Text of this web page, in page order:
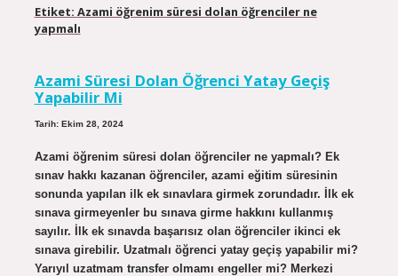
Etiket: Azami öğrenim süresi dolan öğrenciler ne
yapmalı
Azami Süresi Dolan Öğrenci Yatay Geçiş
Yapabilir Mi
Tarih: Ekim 28, 2024
Azami öğrenim süresi dolan öğrenciler ne yapmalı? Ek
sınav hakkı kazanan öğrenciler, azami eğitim süresinin
sonunda yapılan ilk ek sınavlara girmek zorundadır. İlk ek
sınava girmeyenler bu sınava girme hakkını kullanmış
sayılır. İlk ek sınavda başarısız olan öğrenciler ikinci ek
sınava girebilir. Uzatmalı öğrenci yatay geçiş yapabilir mi?
Yarıyıl uzatmam transfer olmamı engeller mi? Merkezi